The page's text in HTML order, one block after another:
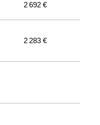
2 692 €
2 283 €